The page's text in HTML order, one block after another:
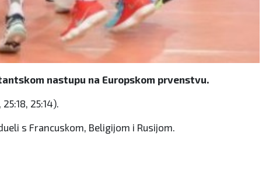
nastupu na Europskom prvenstvu.
25:14).
s Francuskom, Beligijom i Rusijom.